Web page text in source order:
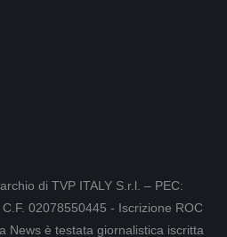
di TVP ITALY S.r.l. – PEC:
02078550445 - Iscrizione ROC
News è testata giornalistica iscritta